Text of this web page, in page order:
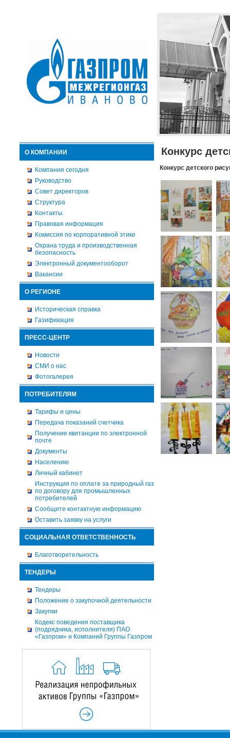
О КОМПАНИИ
Компания сегодня
Руководство
Совет директоров
Структура
Контакты
Правовая информация
Комиссия по корпоративной этике
Охрана труда и производственная
безопасность
Электронный документооборот
Вакансии
О РЕГИОНЕ
Историческая справка
Газификация
ПРЕСС-ЦЕНТР
Новости
СМИ о нас
Фотогалерея
ПОТРЕБИТЕЛЯМ
Тарифы и цены
Передача показаний счетчика
Получение квитанции по электронной
почте
Документы
Населению
Личный кабинет
Инструкция по оплате за природный газ
по договору для промышленных
потребителей
Сообщите контактную информацию
Оставить заявку на услуги
СОЦИАЛЬНАЯ ОТВЕТСТВЕННОСТЬ
Благотворительность
ТЕНДЕРЫ
Тендеры
Положение о закупочной деятельности
Закупки
Кодекс поведения поставщика
(подрядчика, исполнителя) ПАО
«Газпром» и Компаний Группы Газпром
Конкурс
Конкурс детского